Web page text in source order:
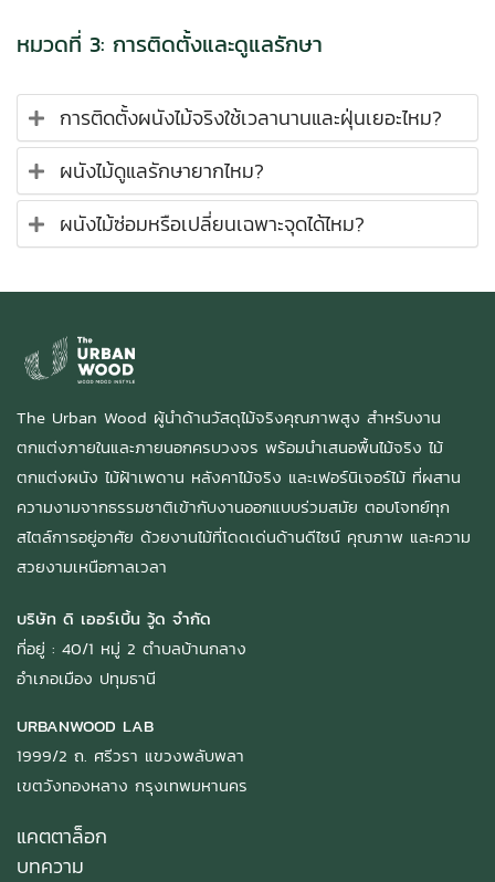
หมวดที่ 3: การติดตั้งและดูแลรักษา
การติดตั้งผนังไม้จริงใช้เวลานานและฝุ่นเยอะไหม?
ผนังไม้ดูแลรักษายากไหม?
ผนังไม้ซ่อมหรือเปลี่ยนเฉพาะจุดได้ไหม?
The Urban Wood ผู้นำด้านวัสดุไม้จริงคุณภาพสูง สำหรับงาน
ตกแต่งภายในและภายนอกครบวงจร พร้อมนำเสนอพื้นไม้จริง ไม้
ตกแต่งผนัง ไม้ฝ้าเพดาน หลังคาไม้จริง และเฟอร์นิเจอร์ไม้ ที่ผสาน
ความงามจากธรรมชาติเข้ากับงานออกแบบร่วมสมัย ตอบโจทย์ทุก
สไตล์การอยู่อาศัย ด้วยงานไม้ที่โดดเด่นด้านดีไซน์ คุณภาพ และความ
สวยงามเหนือกาลเวลา
บริษัท ดิ เออร์เบิ้น วู้ด จำกัด
ที่อยู่ : 40/1 หมู่ 2 ตำบลบ้านกลาง
อำเภอเมือง ปทุมธานี
URBANWOOD LAB
1999/2 ถ. ศรีวรา แขวงพลับพลา
เขตวังทองหลาง กรุงเทพมหานคร
แคตตาล็อก
บทความ